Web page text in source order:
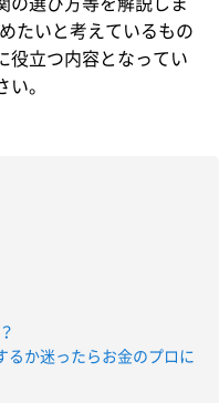
たいと考えているもの
役立つ内容となってい
。
るか迷ったらお金のプロに